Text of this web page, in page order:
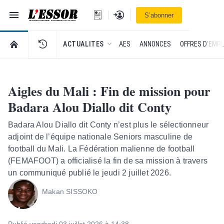
Navigation
L'Essor - retour à la une
Se connecterS’abonner
RETOUR À LA PAGE D’ACCUEIL DE L'ESSOR
ACTUALITES AES ANNONCES OFFRES
Aigles du Mali : Fin de mission pour
Badara Alou Diallo dit Conty
Badara Alou Diallo dit Conty n’est plus le sélectionneur
adjoint de l’équipe nationale Seniors masculine de
football du Mali. La Fédération malienne de football
(FEMAFOOT) a officialisé la fin de sa mission à travers
un communiqué publié le jeudi 2 juillet 2026.
Makan SISSOKO